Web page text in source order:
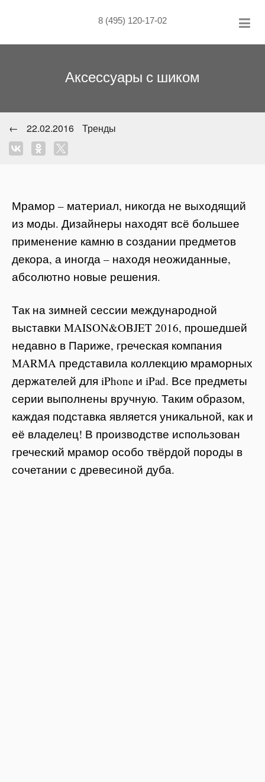
8 (495) 120-17-02
Аксессуары с шиком
← 22.02.2016 Тренды
Мрамор – материал, никогда не выходящий
из моды. Дизайнеры находят всё большее
применение камню в создании предметов
декора, а иногда – находя неожиданные,
абсолютно новые решения.
Так на зимней сессии международной
выставки MAISON&OBJET 2016, прошедшей
недавно в Париже, греческая компания
MARMA представила коллекцию мраморных
держателей для iPhone и iPad. Все предметы
серии выполнены вручную. Таким образом,
каждая подставка является уникальной, как и
её владелец! В производстве использован
греческий мрамор особо твёрдой породы в
сочетании с древесиной дуба.